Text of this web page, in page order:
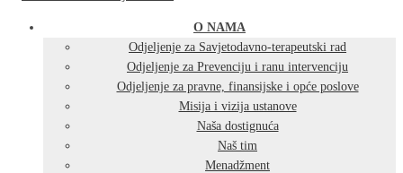
O NAMA
Odjeljenje za Savjetodavno-terapeutski rad
Odjeljenje za Prevenciju i ranu intervenciju
Odjeljenje za pravne, finansijske i opće poslove
Misija i vizija ustanove
Naša dostignuća
Naš tim
Menadžment